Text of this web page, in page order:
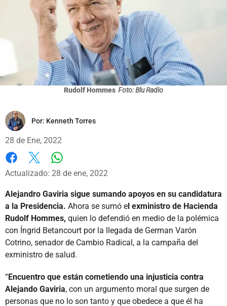
Rudolf Hommes Foto: Blu Radio
Por: Kenneth Torres
28 de Ene, 2022
Facebook
X
Actualizado: 28 de ene, 2022
Alejandro Gaviria sigue sumando apoyos en su candidatura
a la Presidencia. Ahora se sumó el exministro de Hacienda
Rudolf Hommes, quien lo defendió en medio de la polémica
con Íngrid Betancourt por la llegada de German Varón
Cotrino, senador de Cambio Radical, a la campaña del
exministro de salud.
“Encuentro que están cometiendo una injusticia contra
Alejando Gaviria, con un argumento moral que surgen de
personas que no lo son tanto y que obedece a que él ha